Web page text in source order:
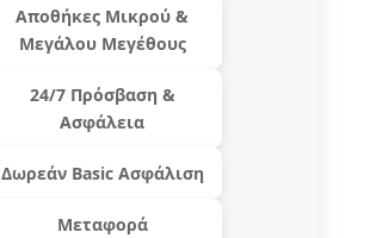
Αποθήκες Μικρού &
Μεγάλου Μεγέθους
24/7 Πρόσβαση &
Ασφάλεια
Δωρεάν Basic Ασφάλιση
Μεταφορά